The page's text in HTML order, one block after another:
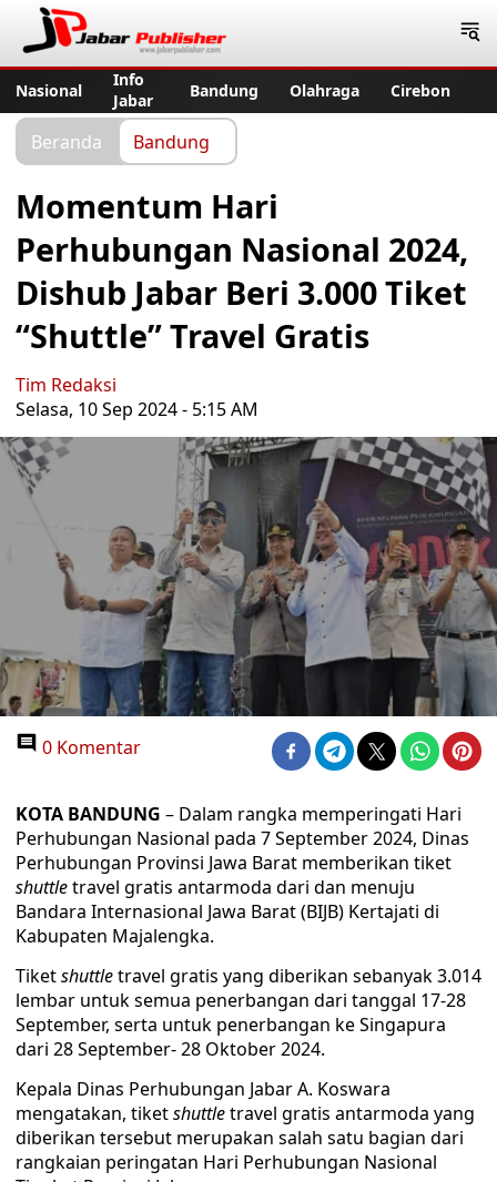
Nasional
Info
Jabar
Bandung Olahraga Cirebon
Beranda Bandung
Momentum Hari
Perhubungan Nasional 2024,
Dishub Jabar Beri 3.000 Tiket
“Shuttle” Travel Gratis
Tim Redaksi
Selasa, 10 Sep 2024 - 5:15 AM
0 Komentar
KOTA BANDUNG – Dalam rangka memperingati Hari
Perhubungan Nasional pada 7 September 2024, Dinas
Perhubungan Provinsi Jawa Barat memberikan tiket
shuttletravel gratis antarmoda dari dan menuju
Bandara Internasional Jawa Barat (BIJB) Kertajati di
Kabupaten Majalengka.
Tiketshuttletravel gratis yang diberikan sebanyak 3.014
lembar untuk semua penerbangan dari tanggal 17-28
September, serta untuk penerbangan ke Singapura
dari 28 September- 28 Oktober 2024.
Kepala Dinas Perhubungan Jabar A. Koswara
mengatakan, tiketshuttletravel gratis antarmoda yang
diberikan tersebut merupakan salah satu bagian dari
rangkaian peringatan Hari Perhubungan Nasional